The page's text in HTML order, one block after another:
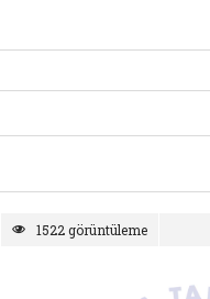
1522 görüntüleme